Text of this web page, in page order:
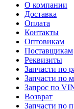
О компании
Доставка
Оплата
Контакты
Оптовикам
Поставщикам
Реквизиты
Запчасти по
Запчасти по
Запрос по
Возврат
Запчасти по